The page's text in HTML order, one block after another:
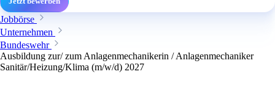
Jobbörse
Unternehmen
Bundeswehr
Ausbildung zur/ zum Anlagenmechanikerin / Anlagenmechaniker
Sanitär/Heizung/Klima (m/w/d) 2027